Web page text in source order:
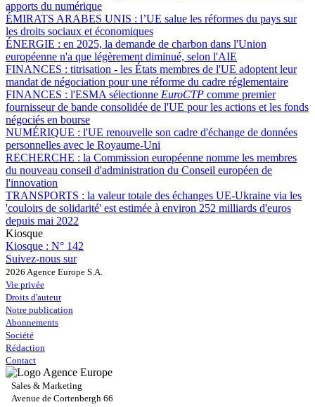
apports du numérique
ÉMIRATS ARABES UNIS : l’UE salue les réformes du pays sur
les droits sociaux et économiques
ÉNERGIE : en 2025, la demande de charbon dans l'Union
européenne n'a que légèrement diminué, selon l'AIE
FINANCES : titrisation - les États membres de l'UE adoptent leur
mandat de négociation pour une réforme du cadre réglementaire
FINANCES : l'ESMA sélectionne EuroCTP comme premier
fournisseur de bande consolidée de l'UE pour les actions et les fonds
négociés en bourse
NUMÉRIQUE : l'UE renouvelle son cadre d'échange de données
personnelles avec le Royaume-Uni
RECHERCHE : la Commission européenne nomme les membres
du nouveau conseil d'administration du Conseil européen de
l'innovation
TRANSPORTS : la valeur totale des échanges UE-Ukraine via les
'couloirs de solidarité' est estimée à environ 252 milliards d'euros
depuis mai 2022
Kiosque
Kiosque : N° 142
Suivez-nous sur
2026 Agence Europe S.A.
Vie privée
Droits d'auteur
Notre publication
Abonnements
Société
Rédaction
Contact
Sales & Marketing
Avenue de Cortenbergh 66